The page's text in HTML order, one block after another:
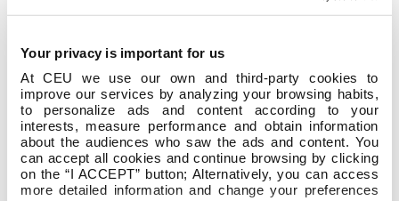
Your privacy is important for us
At CEU we use our own and third-party cookies to
improve our services by analyzing your browsing habits,
to personalize ads and content according to your
interests, measure performance and obtain information
about the audiences who saw the ads and content. You
can accept all cookies and continue browsing by clicking
on the “I ACCEPT” button; Alternatively, you can access
more detailed information and change your preferences